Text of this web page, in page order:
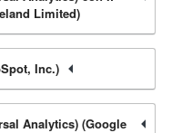
Limited)
Inc.)
Analytics) (Google